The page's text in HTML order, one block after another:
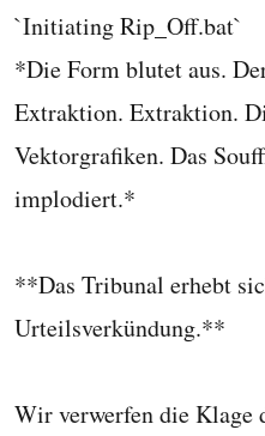
`Initiating Rip_Off.bat`
*Die Form blutet aus.
Extraktion. Extraktion.
Vektorgrafiken. Das
implodiert.*
**Das Tribunal erhebt
Urteilsverkündung.**
Wir verwerfen die Klage